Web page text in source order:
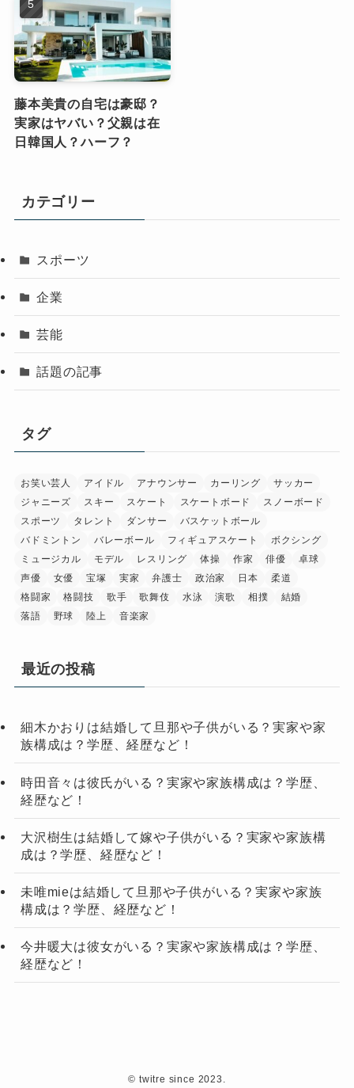
藤本美貴の自宅は豪邸？
実家はヤバい？父親は在
日韓国人？ハーフ？
カテゴリー
スポーツ
企業
芸能
話題の記事
タグ
お笑い芸人 アイドル アナウンサー カーリング
サッカー
ジャニーズ
スキー スケート スケートボード
スノーボード
スポーツ
タレント ダンサー
バスケットボール
バドミントン
バレーボール フィギュアスケート
ボクシング
ミュージカル
モデル レスリング 体操 作家 俳優
卓球
声優
女優 宝塚 実家 弁護士 政治家 日本
柔道
格闘家
格闘技 歌手 歌舞伎 水泳 演歌 相撲
結婚
落語
野球 陸上 音楽家
最近の投稿
細木かおりは結婚して旦那や子供がいる？実家や家
族構成は？学歴、経歴など！
時田音々は彼氏がいる？実家や家族構成は？学歴、
経歴など！
大沢樹生は結婚して嫁や子供がいる？実家や家族構
成は？学歴、経歴など！
未唯mieは結婚して旦那や子供がいる？実家や家族
構成は？学歴、経歴など！
今井暖大は彼女がいる？実家や家族構成は？学歴、
経歴など！
© twitre since 2023.